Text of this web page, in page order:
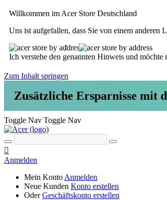
Willkommen im Acer Store Deutschland
Uns ist aufgefallen, dass Sie von einem anderen
/
Ich verstehe den genannten Hinweis und möchte
Zum Inhalt springen
Zusätzliche Ersparnisse mit
Toggle Nav Toggle Nav
Anmelden
Mein Konto Anmelden
Neue Kunden Konto erstellen
Oder Geschäftskonto erstellen